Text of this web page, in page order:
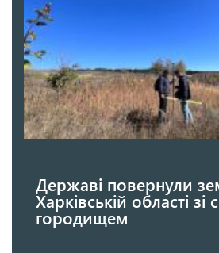
Державі повернули
Харківській області зі
городищем